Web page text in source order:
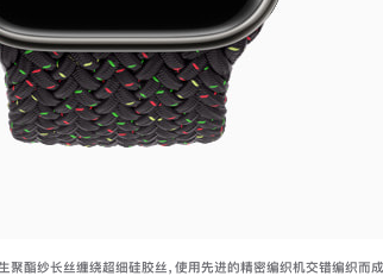
纱长丝缠绕超细硅胶丝，使用先进的精密编织机交错编织而成